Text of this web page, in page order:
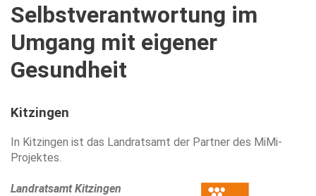
Selbstverantwortung im
Umgang mit eigener
Gesundheit
Kitzingen
In Kitzingen ist das Landratsamt der Partner des MiMi-
Projektes.
Landratsamt Kitzingen